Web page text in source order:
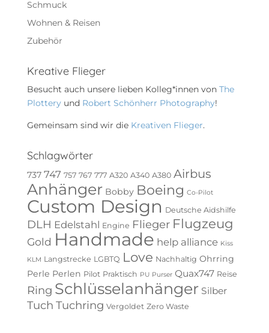
Schmuck
Wohnen & Reisen
Zubehör
Kreative Flieger
Besucht auch unsere lieben Kolleg*innen von The
Plotteryund Robert Schönherr Photography!
Gemeinsam sind wir die Kreativen Flieger.
Schlagwörter
737 747 757 767 777 A320 A340 A380 Airbus
Anhänger Bobby Boeing Co-Pilot
Custom Design Deutsche Aidshilfe
DLH Edelstahl Engine Flieger Flugzeug
Gold Handmade help alliance Kiss
KLM Langstrecke LGBTQ Love Nachhaltig Ohrring
Perle Perlen Pilot Praktisch PU Purser Quax747 Reise
Ring Schlüsselanhänger Silber
Tuch Tuchring Vergoldet Zero Waste